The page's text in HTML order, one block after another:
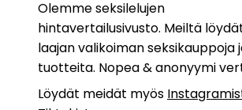
Olemme seksilelujen
hintavertailusivusto. Meiltä
laajan valikoiman seksikauppoja
tuotteita. Nopea & anonyymi
Löydät meidät myös